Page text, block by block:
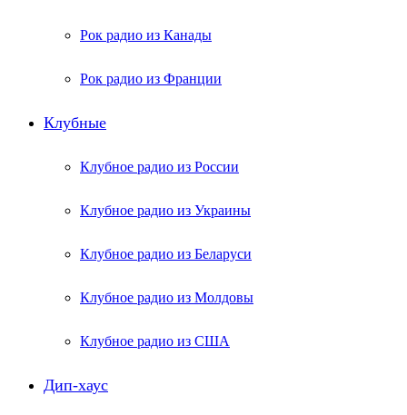
Рок радио из Канады
Рок радио из Франции
Клубные
Клубное радио из России
Клубное радио из Украины
Клубное радио из Беларуси
Клубное радио из Молдовы
Клубное радио из США
Дип-хаус